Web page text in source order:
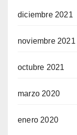
diciembre 2021
noviembre 2021
octubre 2021
marzo 2020
enero 2020